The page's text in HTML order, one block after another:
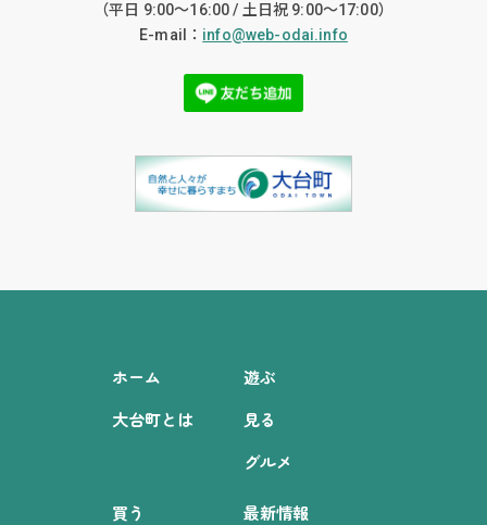
（平日 9:00〜16:00 / 土日祝 9:00〜17:00）
E-mail： info@web-odai.info
ホーム
大台町とは
遊ぶ
見る
グルメ
買う 最新情報